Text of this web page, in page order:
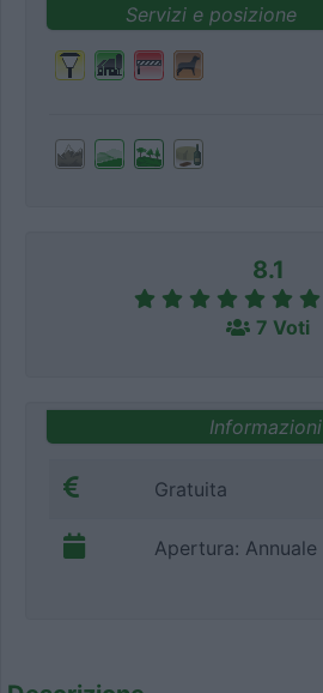
Servizi e posizione
8.1
7 Voti
Informazioni
Gratuita
Apertura: Annuale